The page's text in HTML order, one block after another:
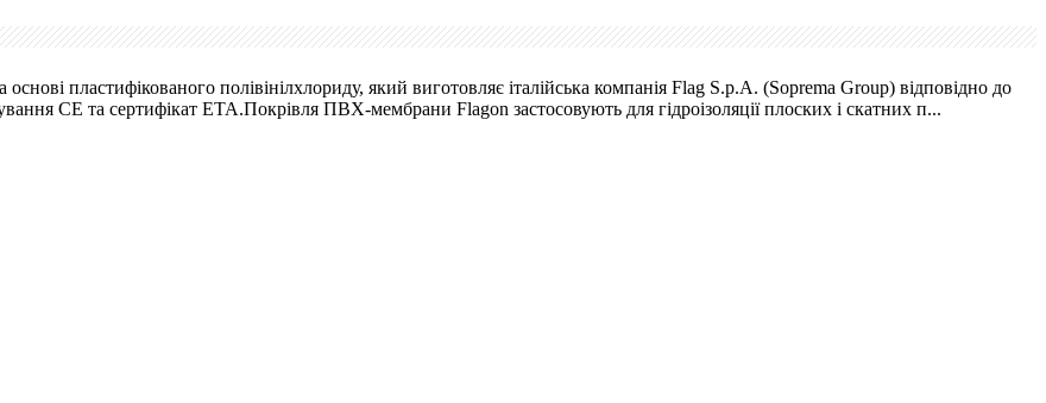
пластифікованого полівінілхлориду, який виготовляє італійська компанія Flag S.p.A. (Soprema Group) відповідно до
CE та сертифікат ETA.Покрівля ПВХ-мембрани Flagon застосовують для гідроізоляції плоских і скатних п...